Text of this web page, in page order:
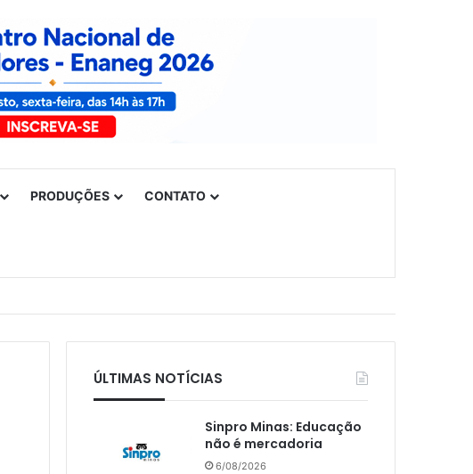
PRODUÇÕES CONTATO
ÚLTIMAS NOTÍCIAS
Sinpro Minas: Educação
não é mercadoria
6/08/2026